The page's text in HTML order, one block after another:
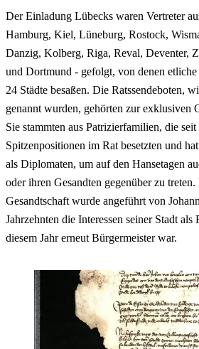
Der Einladung Lübecks waren Vertreter
Hamburg, Kiel, Lüneburg, Rostock,
Danzig, Kolberg, Riga, Reval, Deventer,
und Dortmund - gefolgt, von denen
24 Städte besaßen. Die Ratssendeboten,
genannt wurden, gehörten zur exklusiven
Sie stammten aus Patrizierfamilien, die
Spitzenpositionen im Rat besetzten und
als Diplomaten, um auf den Hansetagen
oder ihren Gesandten gegenüber zu
Gesandtschaft wurde angeführt von
Jahrzehnten die Interessen seiner Stadt als
diesem Jahr erneut Bürgermeister war.